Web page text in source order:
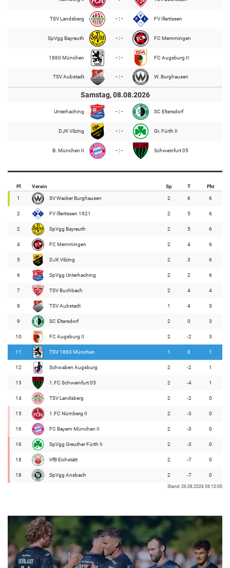
TSV Landsberg - : - FV Illertissen
SpVgg Bayreuth - : - FC Memmingen
1860 München - : - FC Augsburg II
TSV Aubstadt - : - W. Burghausen
Samstag, 08.08.2026
Unterhaching - : - SC Eltersdorf
DJK Vilzing - : - Gr. Fürth II
B. München II - : - Schweinfurt 05
Pl Verein Sp T Pkt
1 SV Wacker Burghausen 2 6 6
2 FV Illertissen 1921 2 5 6
2 SpVgg Bayreuth 2 5 6
4 FC Memmingen 2 4 6
5 DJK Vilzing 2 3 6
6 SpVgg Unterhaching 2 2 6
7 TSV Buchbach 2 4 4
8 TSV Aubstadt 1 4 3
9 SC Eltersdorf 2 0 3
10 FC Augsburg II 2 -2 3
11 TSV 1860 München 1 0 1
12 Schwaben Augsburg 2 -2 1
13 1.FC Schweinfurt 05 2 -4 1
14 TSV Landsberg 2 -2 0
15 1.FC Nürnberg II 2 -3 0
16 FC Bayern München II 2 -3 0
16 SpVgg Greuther Fürth II 2 -3 0
18 VfB Eichstätt 2 -7 0
18 SpVgg Ansbach 2 -7 0
Stand: 06.08.2026 06:10:00